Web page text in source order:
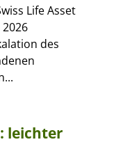
Life Asset
des
leichter